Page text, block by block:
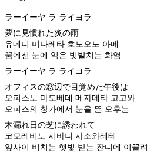
ラーイーヤ ラ ライヨラ
夢に見慣れた炎の雨
유메니 미나레타 호노오노 아메
꿈에선 눈에 익은 빗발치는 화염
ラーイーヤ ラ ライヨラ
オフィスの窓辺で目覚めた午後は
오피스노 마도베데 메자메타 고고와
오피스의 창가에서 눈을 뜬 오후는
木漏れ日の芝に誘われて
코모레비노 시바니 사소와레테
잎사이 비치는 햇빛 받는 잔디에 이끌려